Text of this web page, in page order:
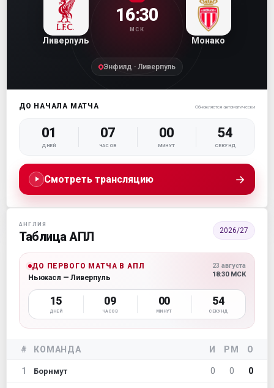
Ливерпуль
16:30
МСК
Монако
Энфилд · Ливерпуль
ДО НАЧАЛА МАТЧА Обновляется автоматически
01
ДНЕЙ
07
ЧАСОВ
00
МИНУТ
53
СЕКУНД
Смотреть трансляцию →
АНГЛИЯ
Таблица АПЛ 2026/27
ДО ПЕРВОГО МАТЧА В АПЛ
Ньюкасл — Ливерпуль
23 августа
18:30 МСК
15
ДНЕЙ
09
ЧАСОВ
00
МИНУТ
53
СЕКУНД
# КОМАНДА И РМ О
1 Борнмут 0 0 0